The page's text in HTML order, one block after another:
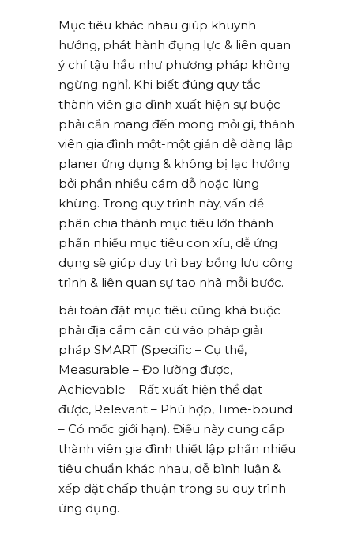
Mục tiêu khác nhau giúp khuynh
hướng, phát hành đụng lực & liên quan
ý chí tậu hầu như phương pháp không
ngừng nghỉ. Khi biết đúng quy tắc
thành viên gia đình xuất hiện sự buộc
phải cần mang đến mong mỏi gì, thành
viên gia đình một-một giản dễ dàng lập
planer ứng dụng & không bị lạc hướng
bởi phần nhiều cám dỗ hoặc lừng
khừng. Trong quy trình này, vấn đề
phân chia thành mục tiêu lớn thành
phần nhiều mục tiêu con xíu, dễ ứng
dụng sẽ giúp duy trì bay bổng lưu công
trình & liên quan sự tao nhã mỗi bước.
bài toán đặt mục tiêu cũng khá buộc
phải địa cầm căn cứ vào pháp giải
pháp SMART (Specific – Cụ thể,
Measurable – Đo lường được,
Achievable – Rất xuất hiện thể đạt
được, Relevant – Phù hợp, Time-bound
– Có mốc giới hạn). Điều này cung cấp
thành viên gia đình thiết lập phần nhiều
tiêu chuẩn khác nhau, dễ bình luận &
xếp đặt chấp thuận trong su quy trình
ứng dụng.